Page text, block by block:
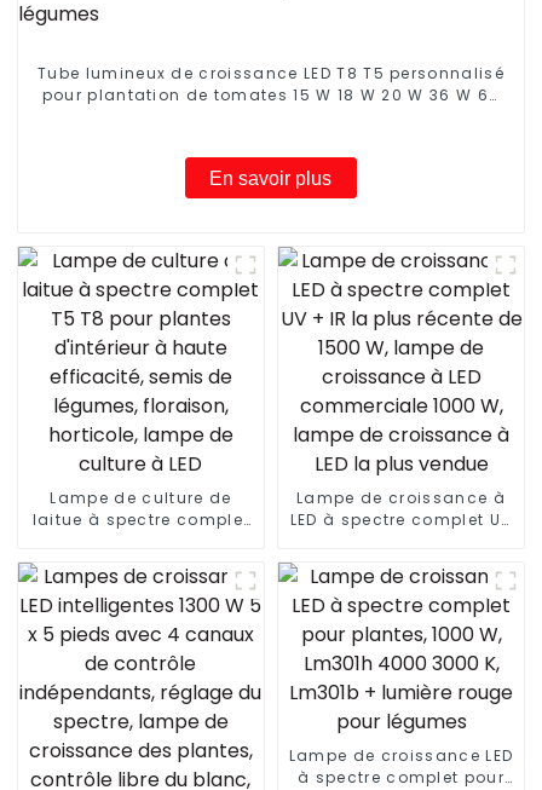
Tube lumineux de croissance LED T8 T5 personnalisé
pour plantation de tomates 15 W 18 W 20 W 36 W 60
En savoir plus
Lampe de culture de
laitue à spectre complet
efficacité, semis de
légumes, floraison,
horticole, lampe de
Lampe de croissance à
LED à spectre complet UV
croissance à LED
commerciale 1000 W,
lampe de croissance à
LED la plus vendue
Lampe de croissance LED
à spectre complet pour